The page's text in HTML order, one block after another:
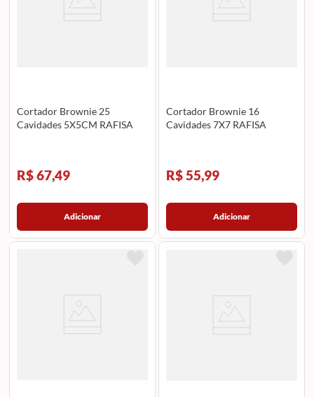
Cortador Brownie 25
Cavidades 5X5CM RAFISA
R$ 67,49
Adicionar
Cortador Brownie 16
Cavidades 7X7 RAFISA
R$ 55,99
Adicionar